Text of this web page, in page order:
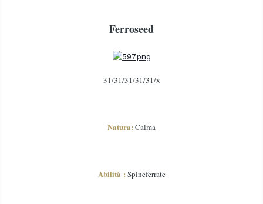
Ferroseed
31/31/31/31/31/x
Natura: Calma
Abilità : Spineferrate